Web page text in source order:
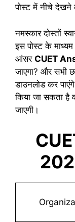
पोस्ट में नीचे देखने
नमस्कार दोस्तों
इस पोस्ट के माध्यम
आंसर CUET
जाएगा? और सभी
डाउनलोड कर
किया जा सकता है
जाएगी।